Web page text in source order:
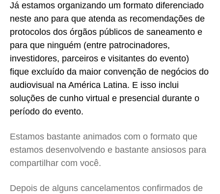
Já estamos organizando um formato diferenciado
neste ano para que atenda as recomendações de
protocolos dos órgãos públicos de saneamento e
para que ninguém (entre patrocinadores,
investidores, parceiros e visitantes do evento)
fique excluído da maior convenção de negócios do
audiovisual na América Latina. E isso inclui
soluções de cunho virtual e presencial durante o
período do evento.
Estamos bastante animados com o formato que
estamos desenvolvendo e bastante ansiosos para
compartilhar com você.
Depois de alguns cancelamentos confirmados de